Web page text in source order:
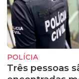
POLÍCIA
Três pessoas